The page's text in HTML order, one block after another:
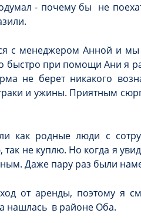
- почему бы не
с менеджером Анной и
при помощи Ани я
не берет никакого
и ужины. Приятным
как родные люди с
не куплю. Но когда я
Даже пару раз были
от аренды, поэтому я
нашлась в районе Оба.